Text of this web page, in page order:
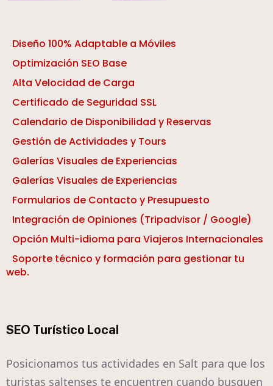
Diseño 100% Adaptable a Móviles
Optimización SEO Base
Alta Velocidad de Carga
Certificado de Seguridad SSL
Calendario de Disponibilidad y Reservas
Gestión de Actividades y Tours
Galerías Visuales de Experiencias
Galerías Visuales de Experiencias
Formularios de Contacto y Presupuesto
Integración de Opiniones (Tripadvisor / Google)
Opción Multi-idioma para Viajeros Internacionales
Soporte técnico y formación para gestionar tu
web.
SEO Turístico Local
Posicionamos tus actividades en Salt para que los
turistas saltenses te encuentren cuando busquen